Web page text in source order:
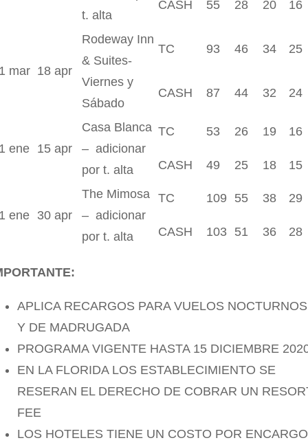
t. alta
CASH 55 28 20 16
mar 18 apr
Rodeway Inn
& Suites-
Viernes y
Sábado
TC 93 46 34 25
CASH 87 44 32 24
ene 15 apr
Casa Blanca
– adicionar
por t. alta
TC 53 26 19 16
CASH 49 25 18 15
ene 30 apr
The Mimosa
– adicionar
por t. alta
TC 109 55 38 29
CASH 103 51 36 28
APLICA RECARGOS PARA VUELOS NOCTURNOS
Y DE MADRUGADA
PROGRAMA VIGENTE HASTA 15 DICIEMBRE
EN LA FLORIDA LOS ESTABLECIMIENTO SE
RESERAN EL DERECHO DE COBRAR UN
FEE
LOS HOTELES TIENE UN COSTO POR